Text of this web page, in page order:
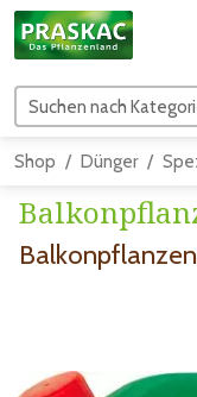
Shop Dünger